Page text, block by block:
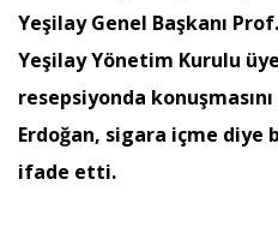
Yeşilay Genel Başkanı
Yeşilay Yönetim Kurulu
resepsiyonda
Erdoğan, sigara içme diye
ifade etti.